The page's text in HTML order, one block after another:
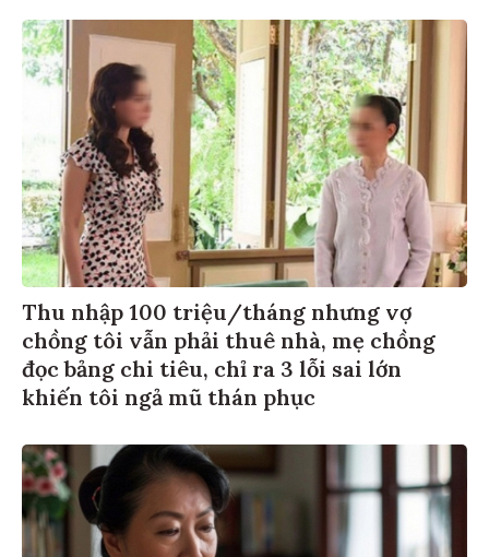
Thu nhập 100 triệu/tháng nhưng vợ
chồng tôi vẫn phải thuê nhà, mẹ chồng
đọc bảng chi tiêu, chỉ ra 3 lỗi sai lớn
khiến tôi ngả mũ thán phục